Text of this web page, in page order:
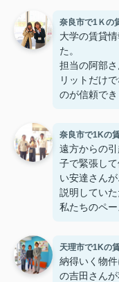
奈良市で1Ｋの
大学の賃貸
た。
担当の阿部
リットだけ
のが信頼でき
す。
奈良市で1Kの
遠方からの
子で緊張し
い安達さん
説明していた
私たちのペ
り、感謝し
ました！
天理市で1Kの
納得いく物
の吉田さん